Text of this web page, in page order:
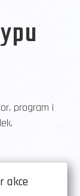
program i
akce